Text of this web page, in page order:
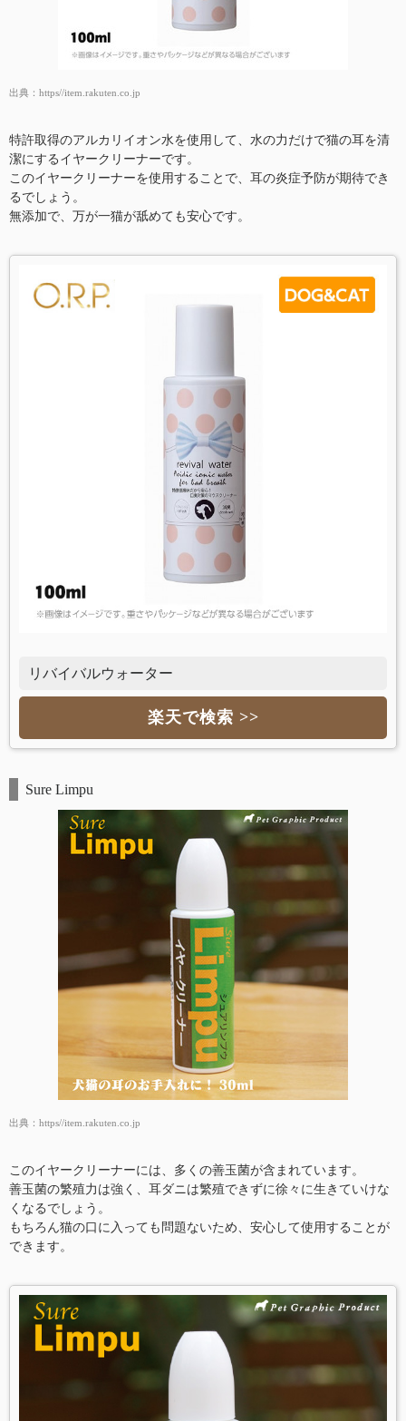
出典： https//item.rakuten.co.jp
特許取得のアルカリイオン水を使用して、水の力だけで猫の耳を清
潔にするイヤークリーナーです。
このイヤークリーナーを使用することで、耳の炎症予防が期待でき
るでしょう。
無添加で、万が一猫が舐めても安心です。
リバイバルウォーター
楽天で検索 >>
Sure Limpu
出典： https//item.rakuten.co.jp
このイヤークリーナーには、多くの善玉菌が含まれています。
善玉菌の繁殖力は強く、耳ダニは繁殖できずに徐々に生きていけな
くなるでしょう。
もちろん猫の口に入っても問題ないため、安心して使用することが
できます。